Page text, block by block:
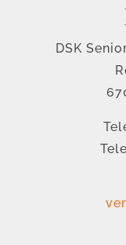
DSK